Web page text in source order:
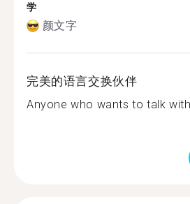
学
颜文字
完美的语言交换伙伴
Anyone who wants to talk